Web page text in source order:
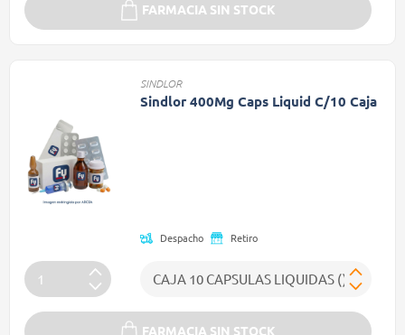
FARMACIA SIN STOCK
SINDLOR
Sindlor 400Mg Caps Liquid C/10 Caja
Despacho Retiro
FARMACIA SIN STOCK